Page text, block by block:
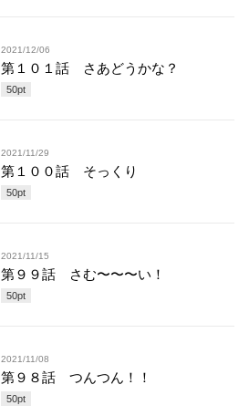
2021/12/06
第１０１話 さあどうかな？
50pt
2021/11/29
第１００話 そっくり
50pt
2021/11/15
第９９話 さむ〜〜〜い！
50pt
2021/11/08
第９８話 つんつん！！
50pt